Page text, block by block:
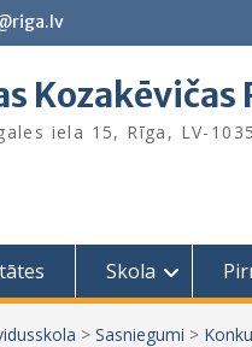
Kozakēvičas
iela 15, Rīga, LV-1035
Skola
> Sasniegumi >